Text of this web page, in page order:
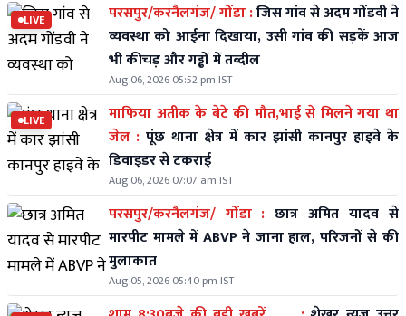
LIVE परसपुर/करनैलगंज/ गोंडा :जिस गांव से अदम गोंडवी ने
व्यवस्था को आईना दिखाया, उसी गांव की सड़कें आज
भी कीचड़ और गड्ढों में तब्दील
Aug 06, 2026 05:52 pm IST
LIVE
माफिया अतीक के बेटे की मौत,भाई से मिलने गया था
जेल : पूंछ थाना क्षेत्र में कार झांसी कानपुर हाइवे के
डिवाइडर से टकराई
Aug 06, 2026 07:07 am IST
परसपुर/करनैलगंज/ गोंडा : छात्र अमित यादव से
मारपीट मामले में ABVP ने जाना हाल, परिजनों से की
मुलाकात
Aug 05, 2026 05:40 pm IST